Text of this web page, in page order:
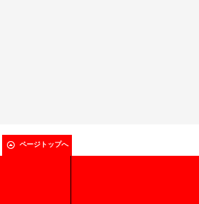
ページトップへ